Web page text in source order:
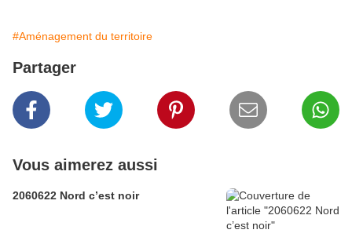
#Aménagement du territoire
Partager
Vous aimerez aussi
2060622 Nord c’est noir